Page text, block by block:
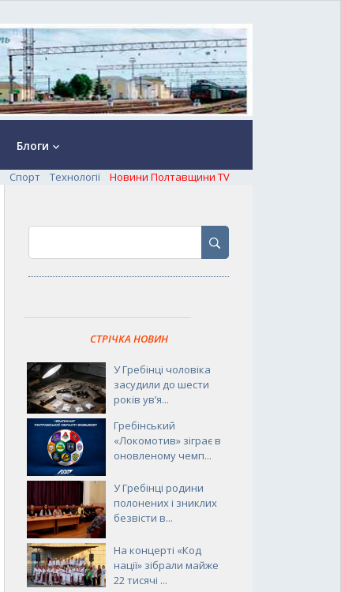
Блоги keyboard_arrow_down
Спорт Технології Новини Полтавщини TV
СТРІЧКА НОВИН
У Гребінці чоловіка
засудили до шести
років ув’я...
Гребінський
«Локомотив» зіграє в
оновленому чемп...
У Гребінці родини
полонених і зниклих
безвісти в...
На концерті «Код
нації» зібрали майже
22 тисячі ...